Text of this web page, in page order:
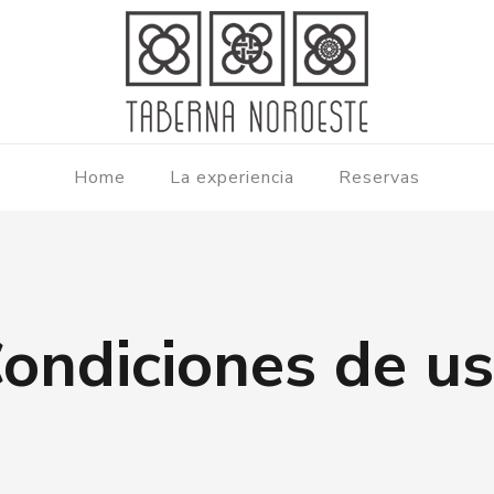
Home La experiencia Reservas
de